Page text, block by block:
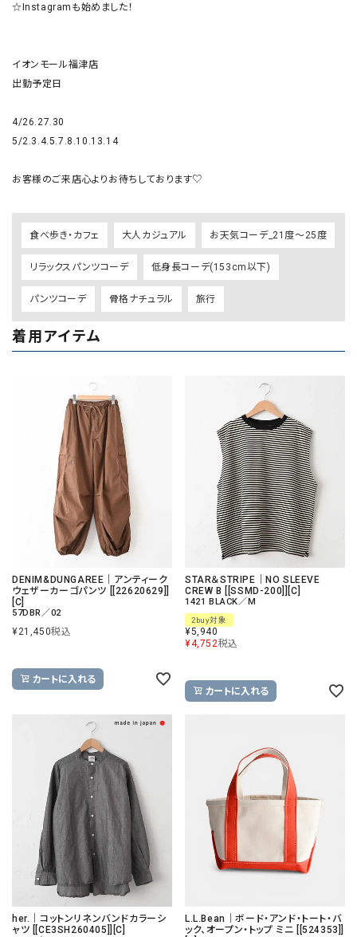
☆Instagramも始めました！
イオンモール福津店
出勤予定日
4/26.27.30
5/2.3.4.5.7.8.10.13.14
お客様のご来店心よりお待ちしております♡
食べ歩き・カフェ 大人カジュアル お天気コーデ_21度～25度
リラックスパンツコーデ 低身長コーデ(153cm以下)
パンツコーデ 骨格ナチュラル 旅行
着用アイテム
DENIM&DUNGAREE｜アンティーク
ウェザーカーゴパンツ [[22620629]]
[C]
57DBR／02
¥21,450税込
カートに入れる
STAR＆STRIPE｜NO SLEEVE
CREW B [[SSMD-200]][C]
1421 BLACK／M
2buy対象
¥5,940
¥4,752税込
カートに入れる
her.｜コットンリネンバンドカラーシ
ャツ [[CE3SH260405]][C]
L.L.Bean｜ボード・アンド・トート・バ
ック、オープン・トップ ミニ [[524353]]